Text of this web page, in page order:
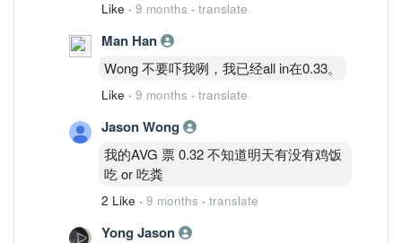
Like · 9 months · translate
Man Han
Wong 不要吓我咧，我已经all in在0.33。
Like · 9 months · translate
Jason Wong
我的AVG 票 0.32 不知道明天有没有鸡饭
吃 or 吃粪
2 Like · 9 months · translate
Yong Jason